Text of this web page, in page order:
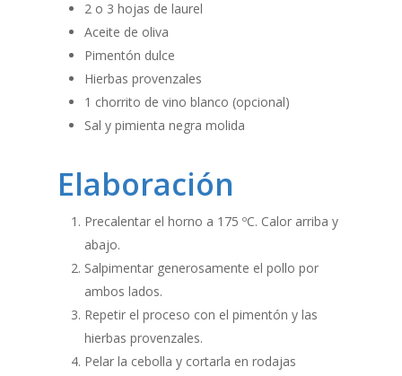
2 o 3 hojas de laurel
Aceite de oliva
Pimentón dulce
Hierbas provenzales
1 chorrito de vino blanco (opcional)
Sal y pimienta negra molida
Elaboración
Precalentar el horno a 175 ºC. Calor arriba y
abajo.
Salpimentar generosamente el pollo por
ambos lados.
Repetir el proceso con el pimentón y las
hierbas provenzales.
Pelar la cebolla y cortarla en rodajas